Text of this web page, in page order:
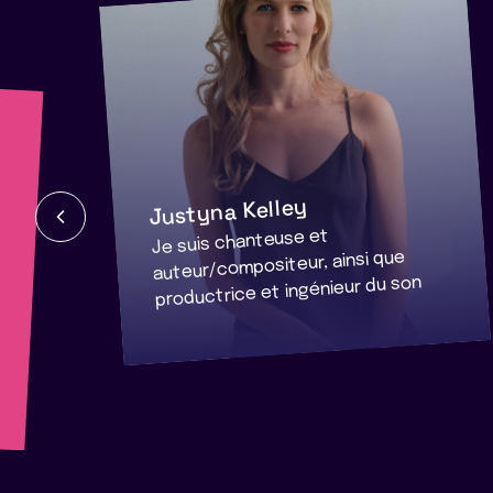
Justyna Kelley
Je suis chanteuse et
auteur/compositeur, ainsi que
productrice et ingénieur du son